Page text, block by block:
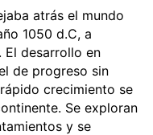
atrás el mundo
1050 d.C, a
El desarrollo en
de progreso sin
crecimiento se
Se exploran
y se